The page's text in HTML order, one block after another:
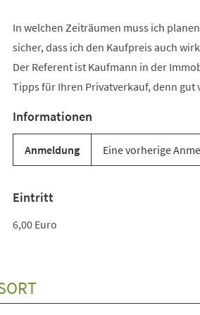
In welchen Zeiträumen muss ich
sicher, dass ich den Kaufpreis auch
Der Referent ist Kaufmann in der
Tipps für Ihren Privatverkauf, denn
Informationen
Anmeldung Eine vorherige
Eintritt
6,00 Euro